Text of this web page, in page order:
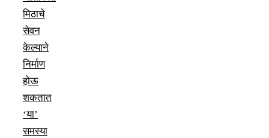
मिठाचे
सेवन
केल्याने
निर्माण
होऊ
शकतात
‘या’
समस्या